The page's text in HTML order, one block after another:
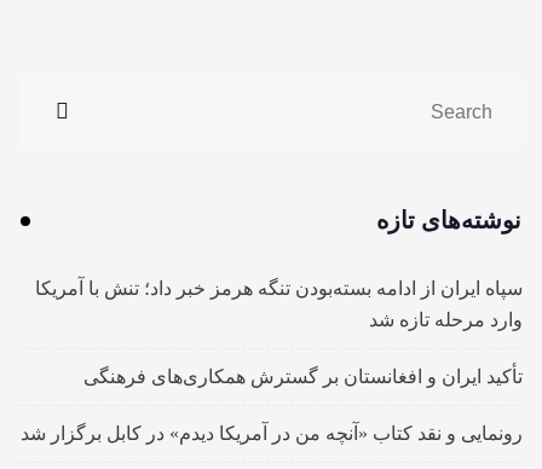
نوشته‌های تازه
سپاه ایران از ادامه بسته‌بودن تنگه هرمز خبر داد؛ تنش با آمریکا
وارد مرحله تازه شد
تأکید ایران و افغانستان بر گسترش همکاری‌های فرهنگی
رونمایی و نقد کتاب «آنچه من در آمریکا دیدم» در کابل برگزار شد